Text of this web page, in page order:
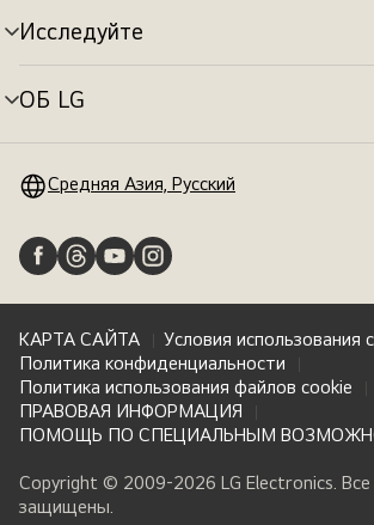
Исследуйте
Переключатель
меню
ОБ LG
Переключатель
Средняя Азия, Русский
КАРТА САЙТА
Условия использования
Политика конфиденциальности
Политика использования файлов cookie
ПРАВОВАЯ ИНФОРМАЦИЯ
ПОМОЩЬ ПО СПЕЦИАЛЬНЫМ
Copyright © 2009-2026 LG Electronics. Все
защищены.